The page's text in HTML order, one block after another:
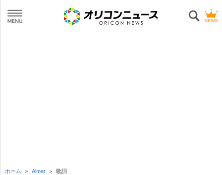
ホーム Aimer 歌詞